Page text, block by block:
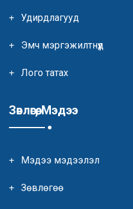
Удирдлагууд
Эмч мэргэжилтнүүд
Лого татах
Зөвлөгөө, Мэдээ
Мэдээ мэдээлэл
Зөвлөгөө